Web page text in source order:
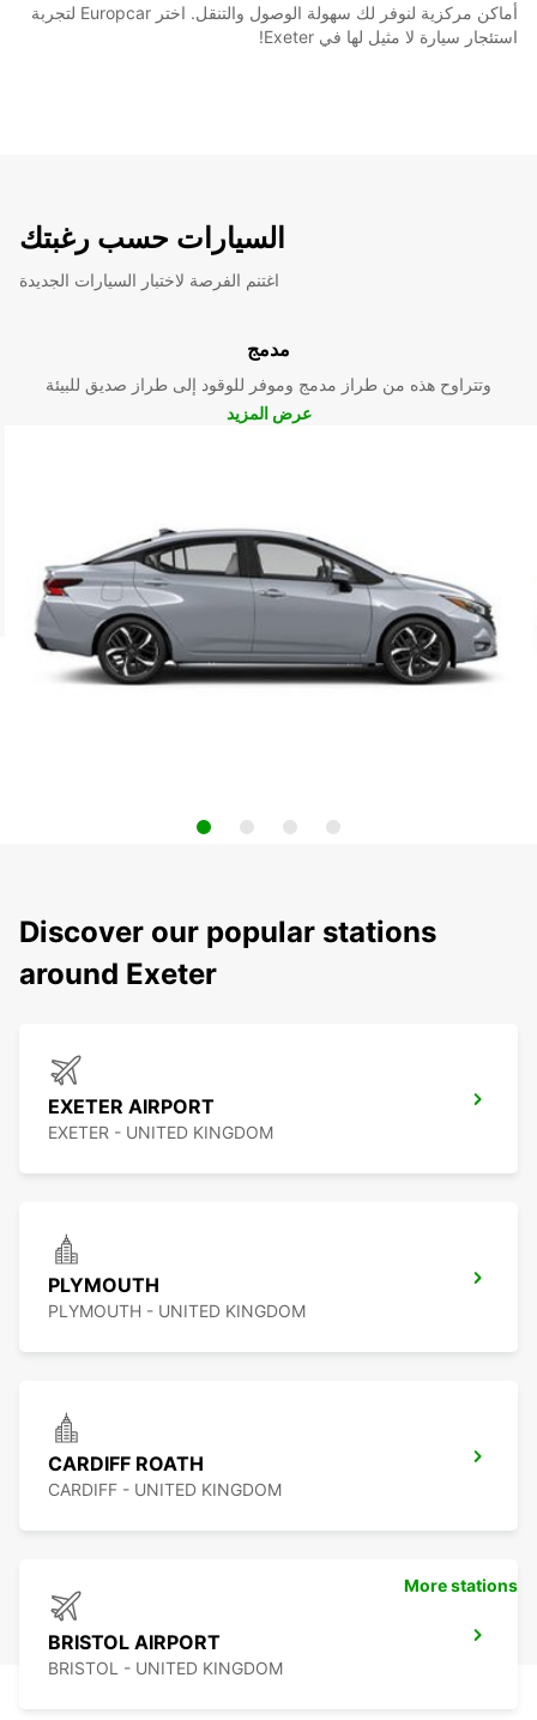
أماكن مركزية لنوفر لك سهولة الوصول والتنقل. اختر Europcar لتجربة
استئجار سيارة لا مثيل لها في Exeter!
السيارات حسب رغبتك
اغتنم الفرصة لاختبار السيارات الجديدة
مدمج
وتتراوح هذه من طراز مدمج وموفر للوقود إلى طراز صديق للبيئة
عرض المزيد
Discover our popular stations
around Exeter
EXETER AIRPORT
EXETER - UNITED KINGDOM
PLYMOUTH
PLYMOUTH - UNITED KINGDOM
CARDIFF ROATH
CARDIFF - UNITED KINGDOM
BRISTOL AIRPORT
BRISTOL - UNITED KINGDOM
More stations